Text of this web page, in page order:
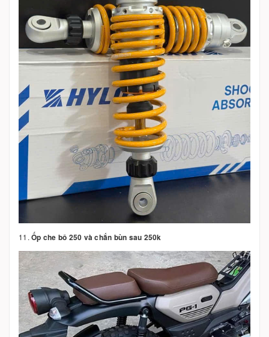
11. Ốp che bô 250 và chắn bùn sau 250k